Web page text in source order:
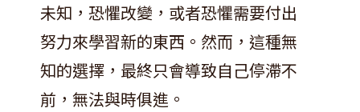
未知，恐懼改變，或者恐懼需要付出
努力來學習新的東西。然而，這種無
知的選擇，最終只會導致自己停滯不
前，無法與時俱進。